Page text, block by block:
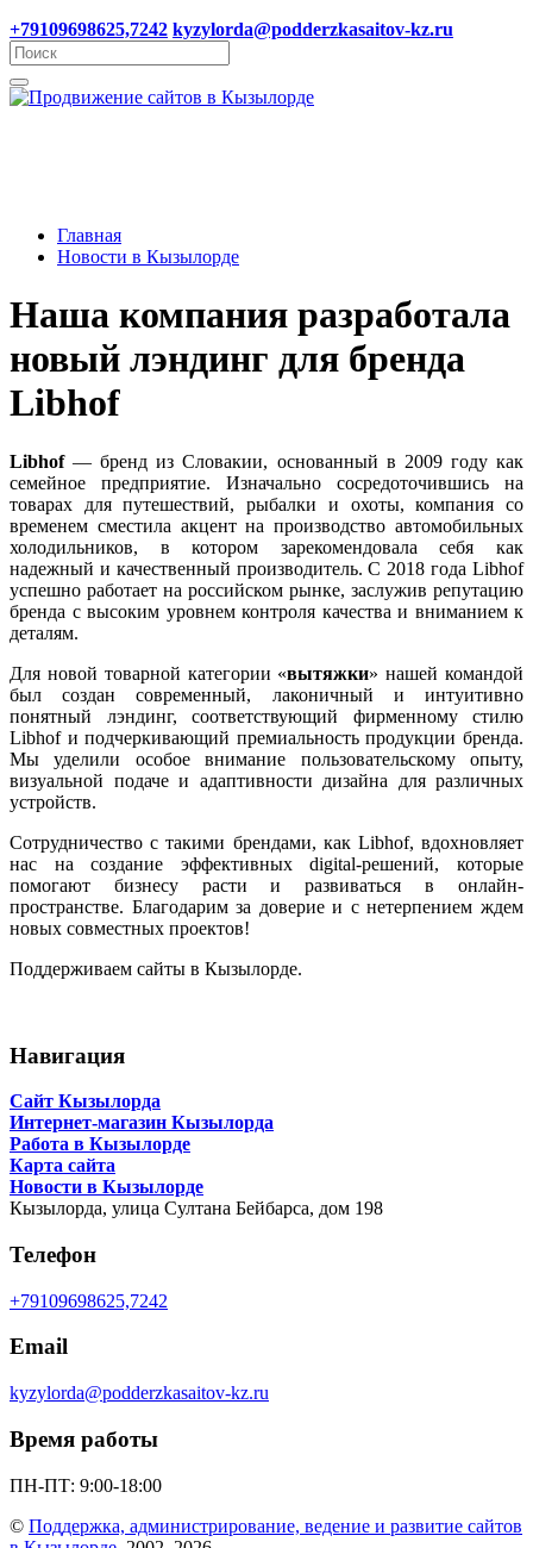
+79109698625,7242 kyzylorda@podderzkasaitov-kz.ru
Главная
Новости в Кызылорде
Наша компания разработала
новый лэндинг для бренда
Libhof
Libhof— бренд из Словакии, основанный в 2009 году как
семейное предприятие. Изначально сосредоточившись на
товарах для путешествий, рыбалки и охоты, компания со
временем сместила акцент на производство автомобильных
холодильников, в котором зарекомендовала себя как
надежный и качественный производитель. С 2018 года Libhof
успешно работает на российском рынке, заслужив репутацию
бренда с высоким уровнем контроля качества и вниманием к
деталям.
Для новой товарной категории «вытяжки» нашей командой
был создан современный, лаконичный и интуитивно
понятный лэндинг, соответствующий фирменному стилю
Libhof и подчеркивающий премиальность продукции бренда.
Мы уделили особое внимание пользовательскому опыту,
визуальной подаче и адаптивности дизайна для различных
устройств.
Сотрудничество с такими брендами, как Libhof, вдохновляет
нас на создание эффективных digital-решений, которые
помогают бизнесу расти и развиваться в онлайн-
пространстве. Благодарим за доверие и с нетерпением ждем
новых совместных проектов!
Поддерживаем сайты в Кызылорде.
Навигация
Сайт Кызылорда
Интернет-магазин Кызылорда
Работа в Кызылорде
Карта сайта
Новости в Кызылорде
Кызылорда, улица Султана Бейбарса, дом 198
Телефон
+79109698625,7242
Email
kyzylorda@podderzkasaitov-kz.ru
Время работы
ПН-ПТ: 9:00-18:00
© Поддержка, администрирование, ведение и развитие сайтов